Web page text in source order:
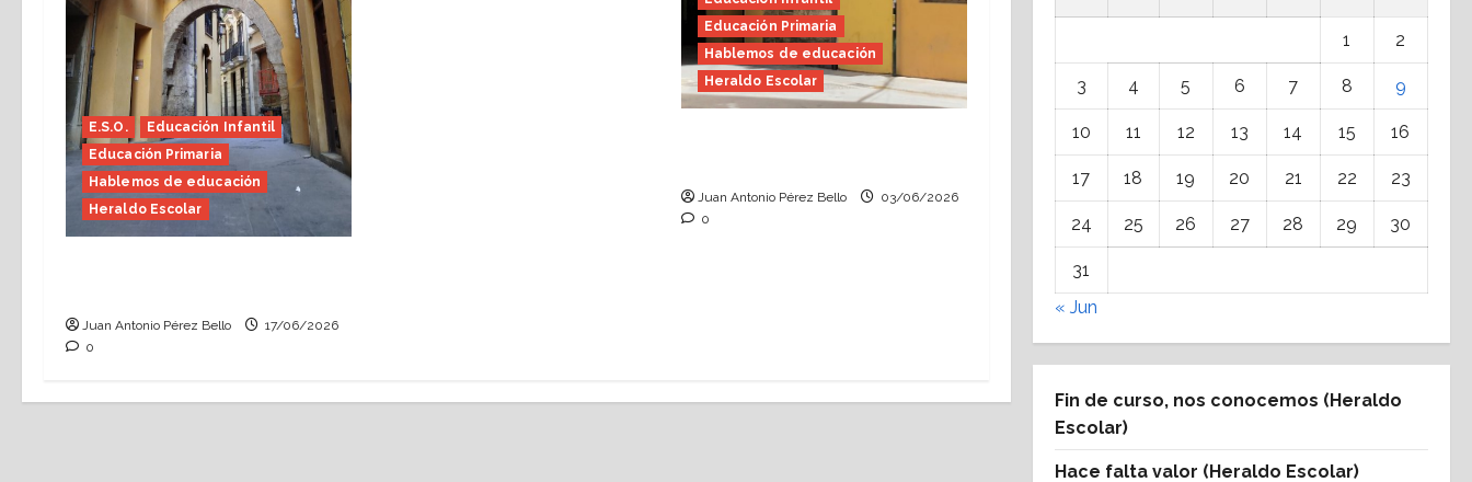
E.S.O.
Educación Infantil
Educación Primaria
Hablemos de educación
Heraldo Escolar
Juan Antonio Pérez Bello
17/06/2026
0
Educación Primaria
Hablemos de educación
Heraldo Escolar
Juan Antonio Pérez Bello
03/06/2026
0
1 2
3 4 5 6 7 8 9
10 11 12 13 14 15 16
17 18 19 20 21 22 23
24 25 26 27 28 29 30
31
« Jun
Fin de curso, nos conocemos (Heraldo
Escolar)
Hace falta valor (Heraldo Escolar)